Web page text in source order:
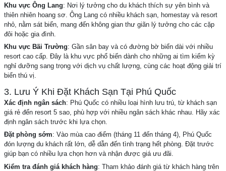
Khu vực Ông Lang: Nơi lý tưởng cho du khách thích sự yên bình và
thiên nhiên hoang sơ. Ông Lang có nhiều khách sạn, homestay và resort
nhỏ, nằm sát biển, mang đến không gian thư giãn lý tưởng cho các cặp
đôi hoặc gia đình.
Khu vực Bãi Trường: Gần sân bay và có đường bờ biển dài với nhiều
resort cao cấp. Đây là khu vực phổ biến dành cho những ai tìm kiếm kỳ
nghỉ dưỡng sang trọng với dịch vụ chất lượng, cùng các hoạt động giải trí
biển thú vị.
3. Lưu Ý Khi Đặt Khách Sạn Tại Phú Quốc
Xác định ngân sách: Phú Quốc có nhiều loại hình lưu trú, từ khách sạn
giá rẻ đến resort 5 sao, phù hợp với nhiều ngân sách khác nhau. Hãy xác
định ngân sách trước khi lựa chọn.
Đặt phòng sớm: Vào mùa cao điểm (tháng 11 đến tháng 4), Phú Quốc
đón lượng du khách rất lớn, dễ dẫn đến tình trạng hết phòng. Đặt trước
giúp bạn có nhiều lựa chọn hơn và nhận được giá ưu đãi.
Kiểm tra đánh giá khách hàng: Tham khảo đánh giá từ khách hàng trên